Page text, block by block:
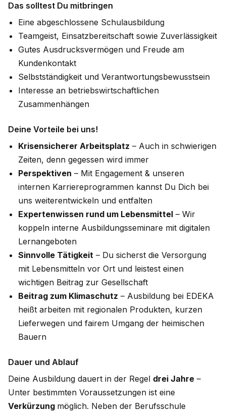
Das solltest Du mitbringen
Eine abgeschlossene Schulausbildung
Teamgeist, Einsatzbereitschaft sowie Zuverlässigkeit
Gutes Ausdrucksvermögen und Freude am
Kundenkontakt
Selbstständigkeit und Verantwortungsbewusstsein
Interesse an betriebswirtschaftlichen
Zusammenhängen
Deine Vorteile bei uns!
Krisensicherer Arbeitsplatz – Auch in schwierigen
Zeiten, denn gegessen wird immer
Perspektiven – Mit Engagement & unseren
internen Karriereprogrammen kannst Du Dich bei
uns weiterentwickeln und entfalten
Expertenwissen rund um Lebensmittel – Wir
koppeln interne Ausbildungsseminare mit digitalen
Lernangeboten
Sinnvolle Tätigkeit – Du sicherst die Versorgung
mit Lebensmitteln vor Ort und leistest einen
wichtigen Beitrag zur Gesellschaft
Beitrag zum Klimaschutz – Ausbildung bei EDEKA
heißt arbeiten mit regionalen Produkten, kurzen
Lieferwegen und fairem Umgang der heimischen
Bauern
Dauer und Ablauf
Deine Ausbildung dauert in der Regel drei Jahre –
Unter bestimmten Voraussetzungen ist eine
Verkürzung möglich. Neben der Berufsschule